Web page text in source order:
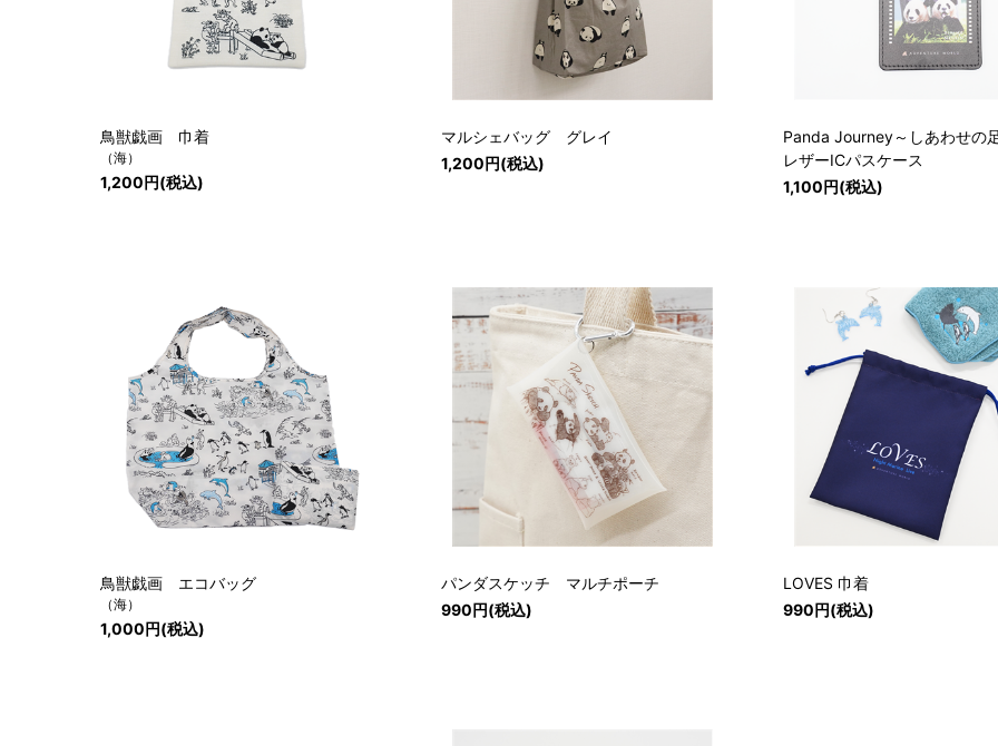
鳥獣戯画 巾着
（海）
1,200円(税込)
マルシェバッグ グレイ
1,200円(税込)
Panda Journey～しあわせ
レザーICパスケース
1,100円(税込)
鳥獣戯画 エコバッグ
（海）
1,000円(税込)
パンダスケッチ マルチポーチ
990円(税込)
LOVES 巾着
990円(税込)